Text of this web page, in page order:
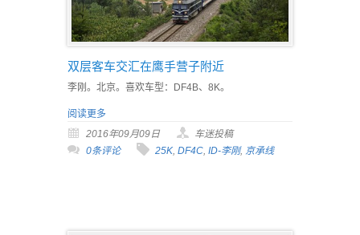
双层客车交汇在鹰手营子附近
李刚。北京。喜欢车型：DF4B、8K。
阅读更多
2016年09月09日
车迷投稿
0条评论
25K, DF4C, ID-李刚, 京承线